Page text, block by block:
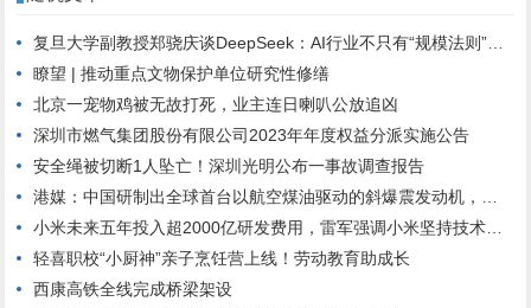
复旦大学副教授郑骁庆谈DeepSeek：AI行业不只有“规模法则”，开源将加速模型更新，芯片需求可能不降反增
瞭望 | 推动重点文物保护单位研究性修缮
北京一宠物鸡被无故打死，业主连日喇叭公放追凶
深圳市燃气集团股份有限公司2023年年度权益分派实施公告
安全绳被切断1人坠亡！深圳光明公布一事故调查报告
港媒：中国研制出全球首台以航空煤油驱动的斜爆震发动机，飞行速度可达16马赫
小米未来五年投入超2000亿研发费用，雷军强调小米坚持技术为本
轻喜职校“小厨神”亲子烹饪营上线！劳动教育助成长
西康高铁全线完成桥梁架设